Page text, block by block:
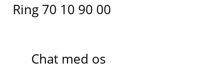
Ring 70 10 90 00
Chat med os